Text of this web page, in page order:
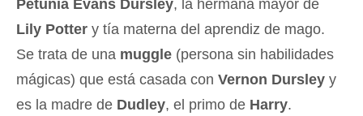
Petunia Evans Dursley, la hermana mayor de
Lily Potter y tía materna del aprendiz de mago.
Se trata de una muggle (persona sin habilidades
mágicas) que está casada con Vernon Dursley y
es la madre de Dudley, el primo de Harry.